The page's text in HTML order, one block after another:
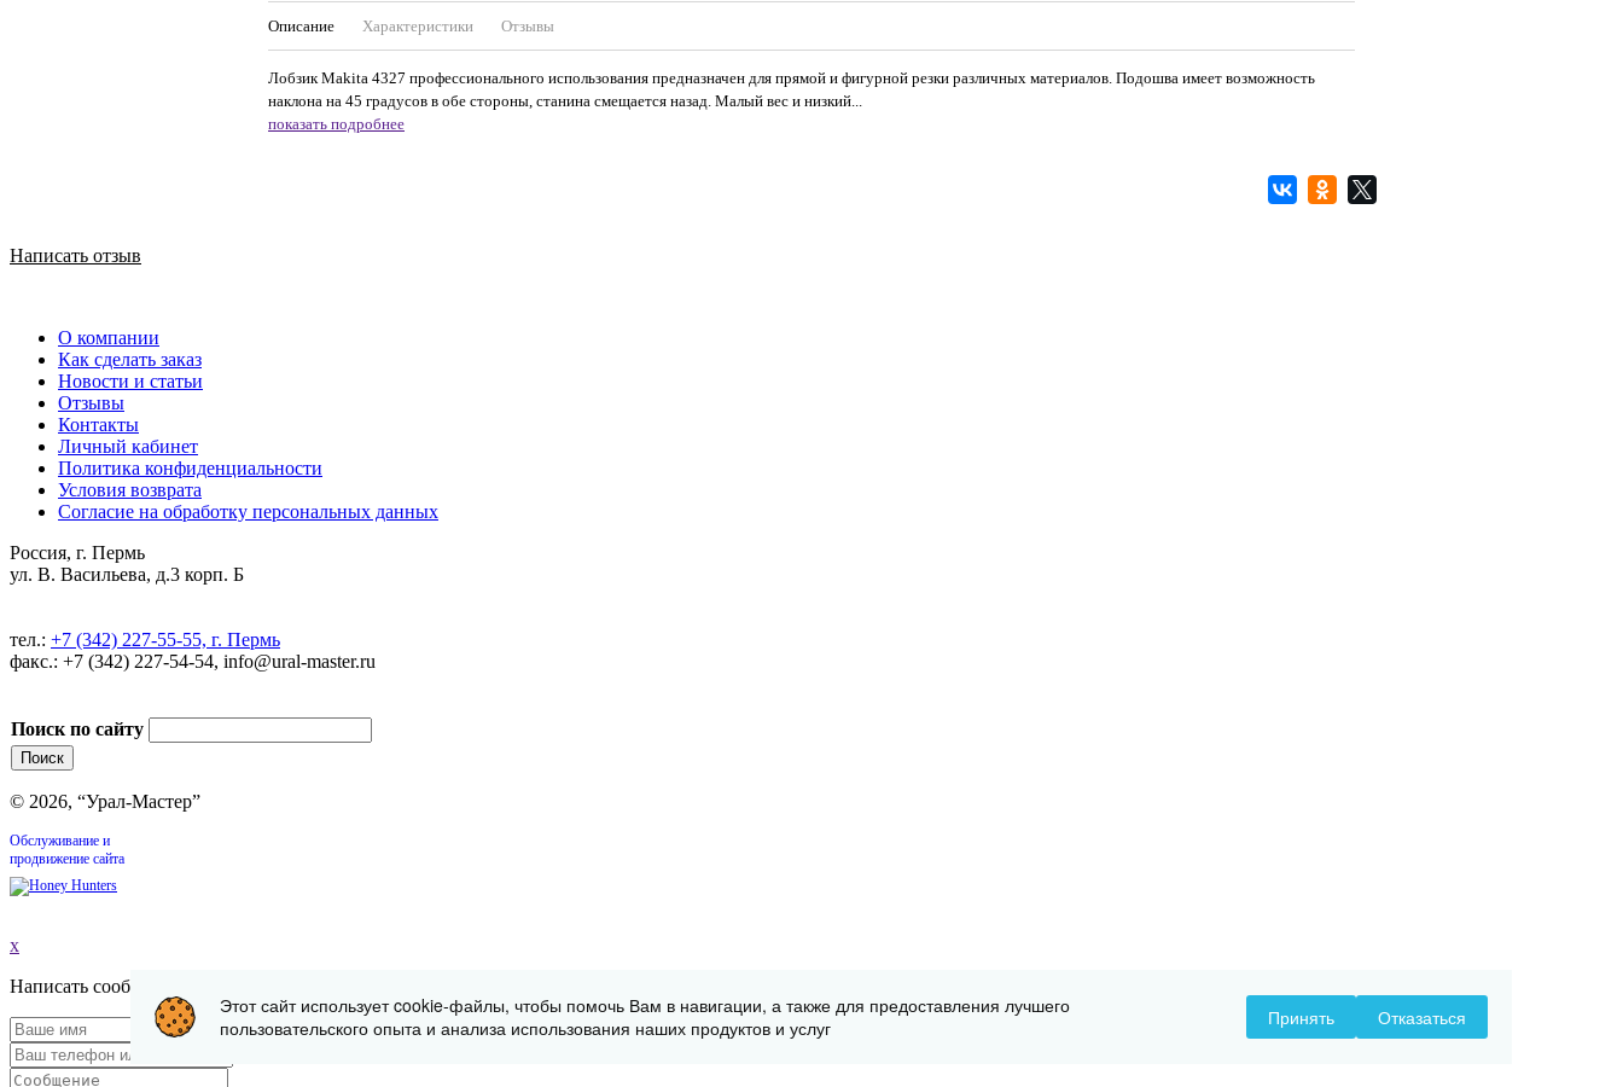
Описание Характеристики Отзывы
Лобзик Makita 4327 профессионального использования предназначен для прямой и фигурной резки различных материалов. Подошва имеет возможность
наклона на 45 градусов в обе стороны, станина смещается назад. Малый вес и низкий...
показать подробнее
Написать отзыв
О компании
Как сделать заказ
Новости и статьи
Отзывы
Контакты
Личный кабинет
Политика конфиденциальности
Условия возврата
Согласие на обработку персональных данных
Россия, г. Пермь
ул. В. Васильева, д.3 корп. Б
тел.: +7 (342) 227-55-55, г. Пермь
факс.: +7 (342) 227-54-54, info@ural-master.ru
Поиск по сайту
© 2026, “Урал-Мастер”
Обслуживание и
продвижение сайта
x
Написать сообщение
Этот сайт использует cookie-файлы, чтобы помочь Вам в навигации, а также для предоставления лучшего
пользовательского опыта и анализа использования наших продуктов и услуг
Принять Отказаться